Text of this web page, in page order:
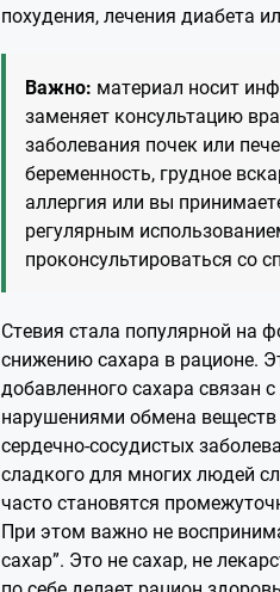
похудения, лечения диабета
Важно: материал носит
заменяет консультацию
заболевания почек или
беременность, грудное
аллергия или вы
регулярным
проконсультироваться со
Стевия стала популярной на
снижению сахара в рационе.
добавленного сахара связан
нарушениями обмена
сердечно-сосудистых
сладкого для многих людей
часто становятся
При этом важно не
сахар”. Это не сахар, не